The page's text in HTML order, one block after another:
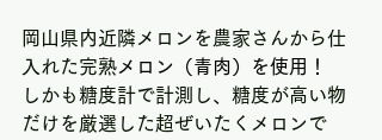
岡山県内近隣メロンを農家さんから仕
入れた完熟メロン（青肉）を使用！
しかも糖度計で計測し、糖度が高い物
だけを厳選した超ぜいたくメロンで